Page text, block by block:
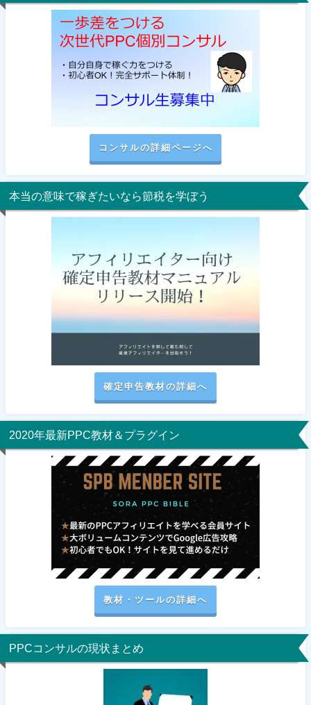
コンサルの詳細ページへ
本当の意味で稼ぎたいなら節税を学ぼう
確定申告教材の詳細へ
2020年最新PPC教材＆プラグイン
教材・ツールの詳細へ
PPCコンサルの現状まとめ